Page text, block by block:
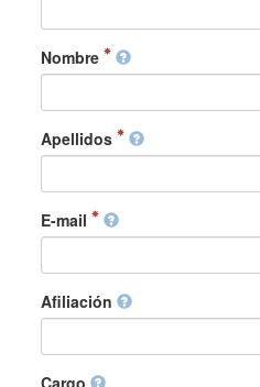
Nombre
Apellidos
E-mail
Afiliación
Cargo